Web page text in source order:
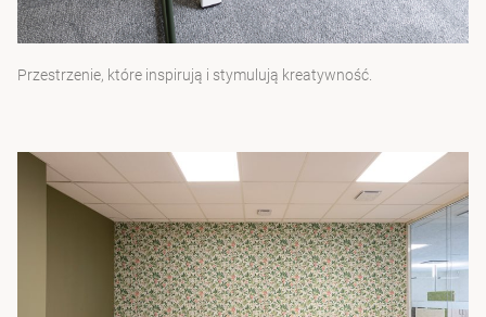
Przestrzenie, które inspirują i stymulują kreatywność.